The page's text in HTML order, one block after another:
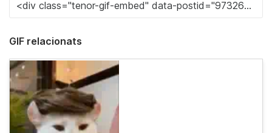
GIF relacionats